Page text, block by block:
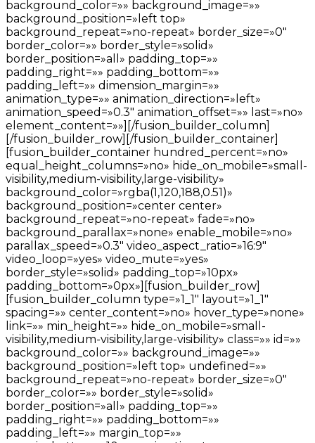
background_color=»» background_image=»»
background_position=»left top»
background_repeat=»no-repeat» border_size=»0″
border_color=»» border_style=»solid»
border_position=»all» padding_top=»»
padding_right=»» padding_bottom=»»
padding_left=»» dimension_margin=»»
animation_type=»» animation_direction=»left»
animation_speed=»0.3″ animation_offset=»» last=»no»
element_content=»»][/fusion_builder_column]
[/fusion_builder_row][/fusion_builder_container]
[fusion_builder_container hundred_percent=»no»
equal_height_columns=»no» hide_on_mobile=»small-
visibility,medium-visibility,large-visibility»
background_color=»rgba(1,120,188,0.51)»
background_position=»center center»
background_repeat=»no-repeat» fade=»no»
background_parallax=»none» enable_mobile=»no»
parallax_speed=»0.3″ video_aspect_ratio=»16:9″
video_loop=»yes» video_mute=»yes»
border_style=»solid» padding_top=»10px»
padding_bottom=»0px»][fusion_builder_row]
[fusion_builder_column type=»1_1″ layout=»1_1″
spacing=»» center_content=»no» hover_type=»none»
link=»» min_height=»» hide_on_mobile=»small-
visibility,medium-visibility,large-visibility» class=»» id=»»
background_color=»» background_image=»»
background_position=»left top» undefined=»»
background_repeat=»no-repeat» border_size=»0″
border_color=»» border_style=»solid»
border_position=»all» padding_top=»»
padding_right=»» padding_bottom=»»
padding_left=»» margin_top=»»